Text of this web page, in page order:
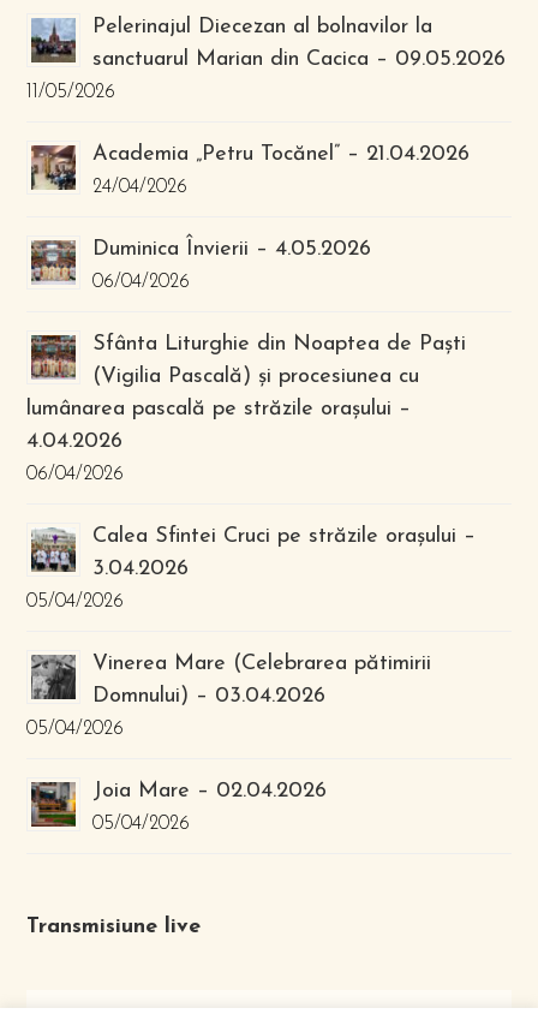
Pelerinajul Diecezan al bolnavilor la
sanctuarul Marian din Cacica – 09.05.2026
11/05/2026
Academia „Petru Tocănel” – 21.04.2026
24/04/2026
Duminica Învierii – 4.05.2026
06/04/2026
Sfânta Liturghie din Noaptea de Paști
(Vigilia Pascală) și procesiunea cu
lumânarea pascală pe străzile orașului –
4.04.2026
06/04/2026
Calea Sfintei Cruci pe străzile orașului –
3.04.2026
05/04/2026
Vinerea Mare (Celebrarea pătimirii
Domnului) – 03.04.2026
05/04/2026
Joia Mare – 02.04.2026
05/04/2026
Transmisiune live